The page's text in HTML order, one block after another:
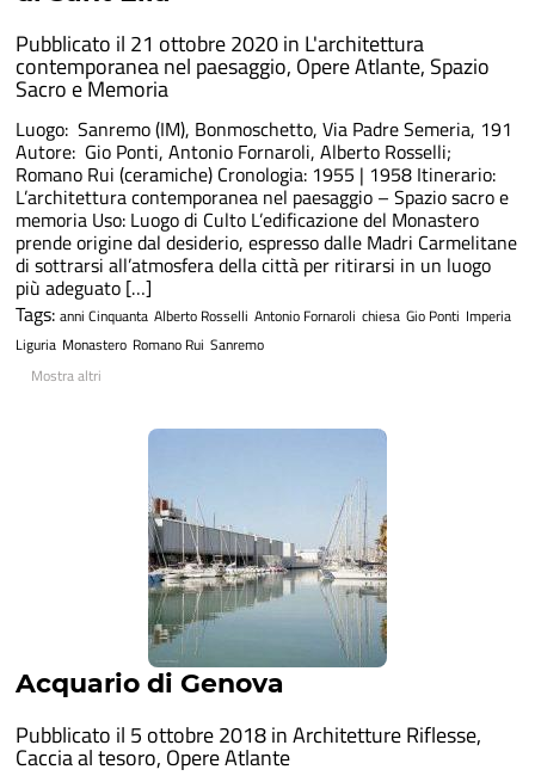
Pubblicato il 21 ottobre 2020 in L'architettura
contemporanea nel paesaggio, Opere Atlante, Spazio
Sacro e Memoria
Luogo: Sanremo (IM), Bonmoschetto, Via Padre Semeria, 191
Autore: Gio Ponti, Antonio Fornaroli, Alberto Rosselli;
Romano Rui (ceramiche) Cronologia: 1955 | 1958 Itinerario:
L’architettura contemporanea nel paesaggio – Spazio sacro e
memoria Uso: Luogo di Culto L’edificazione del Monastero
prende origine dal desiderio, espresso dalle Madri Carmelitane
di sottrarsi all’atmosfera della città per ritirarsi in un luogo
più adeguato […]
Tags: anni Cinquanta Alberto Rosselli Antonio Fornaroli chiesa Gio Ponti Imperia
Liguria Monastero Romano Rui Sanremo
Mostra altri
Acquario di Genova
Pubblicato il 5 ottobre 2018 inArchitetture Riflesse,
Caccia al tesoro, Opere Atlante